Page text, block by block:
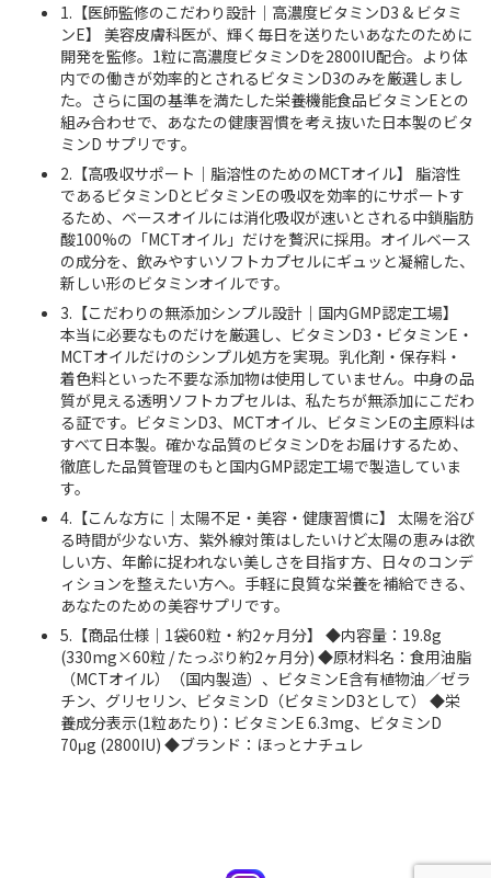
1.【医師監修のこだわり設計｜高濃度ビタミンD3 & ビタミ
ンE】 美容皮膚科医が、輝く毎日を送りたいあなたのために
開発を監修。1粒に高濃度ビタミンDを2800IU配合。より体
内での働きが効率的とされるビタミンD3のみを厳選しまし
た。さらに国の基準を満たした栄養機能食品ビタミンEとの
組み合わせで、あなたの健康習慣を考え抜いた日本製のビタ
ミンD サプリです。
2.【高吸収サポート｜脂溶性のためのMCTオイル】 脂溶性
であるビタミンDとビタミンEの吸収を効率的にサポートす
るため、ベースオイルには消化吸収が速いとされる中鎖脂肪
酸100%の「MCTオイル」だけを贅沢に採用。オイルベース
の成分を、飲みやすいソフトカプセルにギュッと凝縮した、
新しい形のビタミンオイルです。
3.【こだわりの無添加シンプル設計｜国内GMP認定工場】
本当に必要なものだけを厳選し、ビタミンD3・ビタミンE・
MCTオイルだけのシンプル処方を実現。乳化剤・保存料・
着色料といった不要な添加物は使用していません。中身の品
質が見える透明ソフトカプセルは、私たちが無添加にこだわ
る証です。ビタミンD3、MCTオイル、ビタミンEの主原料は
すべて日本製。確かな品質のビタミンDをお届けするため、
徹底した品質管理のもと国内GMP認定工場で製造していま
す。
4.【こんな方に｜太陽不足・美容・健康習慣に】 太陽を浴び
る時間が少ない方、紫外線対策はしたいけど太陽の恵みは欲
しい方、年齢に捉われない美しさを目指す方、日々のコンデ
ィションを整えたい方へ。手軽に良質な栄養を補給できる、
あなたのための美容サプリです。
5.【商品仕様｜1袋60粒・約2ヶ月分】 ◆内容量：19.8g
(330mg×60粒 / たっぷり約2ヶ月分) ◆原材料名：食用油脂
（MCTオイル）（国内製造）、ビタミンE含有植物油／ゼラ
チン、グリセリン、ビタミンD（ビタミンD3として） ◆栄
養成分表示(1粒あたり)：ビタミンE 6.3mg、ビタミンD
70μg (2800IU) ◆ブランド：ほっとナチュレ